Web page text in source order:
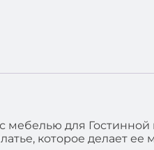
с мебелью для
которое делает